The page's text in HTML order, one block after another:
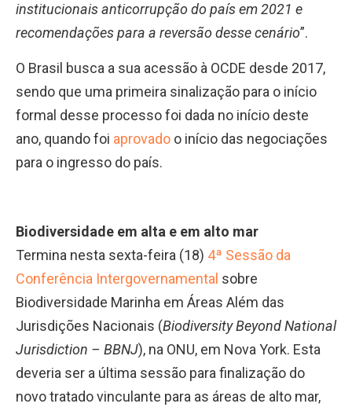
institucionais anticorrupção do país em 2021 e
recomendações para a reversão desse cenário”.
O Brasil busca a sua acessão à OCDE desde 2017,
sendo que uma primeira sinalização para o início
formal desse processo foi dada no início deste
ano, quando foi aprovado o início das negociações
para o ingresso do país.
Biodiversidade em alta e em alto mar
Termina nesta sexta-feira (18) 4ª Sessão da
Conferência Intergovernamental sobre
Biodiversidade Marinha em Áreas Além das
Jurisdições Nacionais (Biodiversity Beyond National
Jurisdiction – BBNJ), na ONU, em Nova York. Esta
deveria ser a última sessão para finalização do
novo tratado vinculante para as áreas de alto mar,